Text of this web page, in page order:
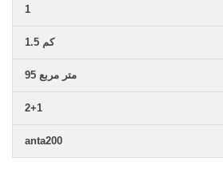
1
1.5 كم
95 متر مربع
2+1
anta200